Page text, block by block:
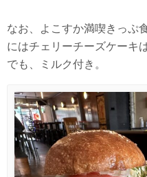
なお、よこすか満喫きっぷ
にはチェリーチーズケーキ
でも、ミルク付き。